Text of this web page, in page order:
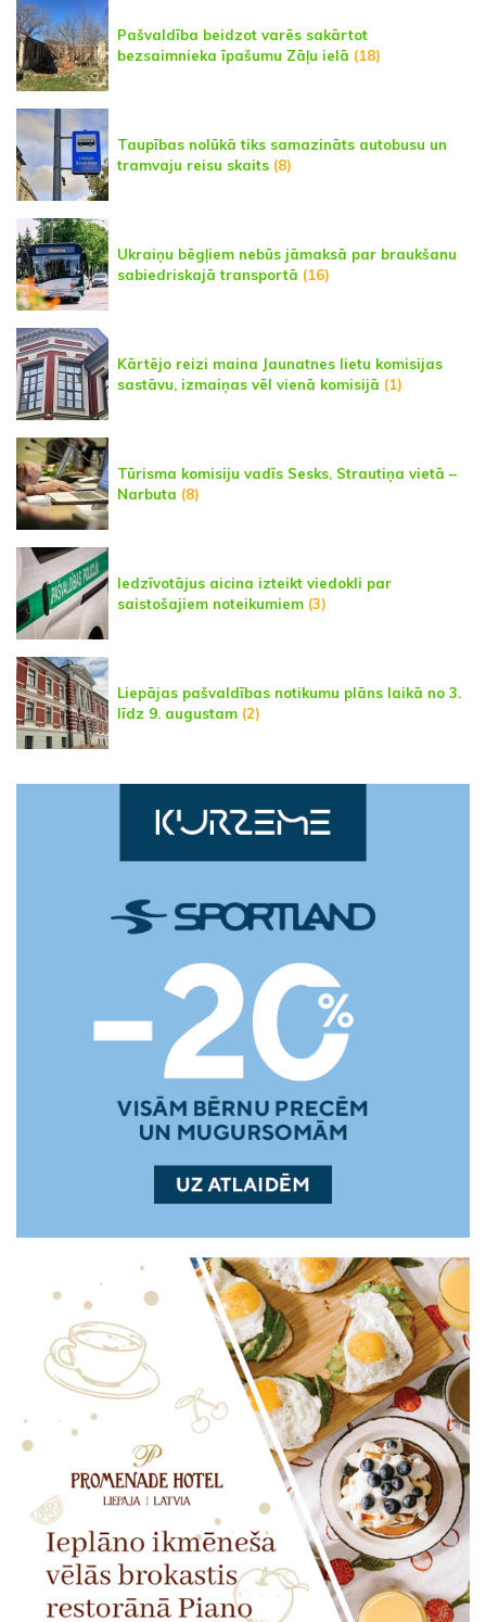
Pašvaldība beidzot varēs sakārtot
bezsaimnieka īpašumu Zāļu ielā (18)
Taupības nolūkā tiks samazināts autobusu un
tramvaju reisu skaits (8)
Ukraiņu bēgļiem nebūs jāmaksā par braukšanu
sabiedriskajā transportā (16)
Kārtējo reizi maina Jaunatnes lietu komisijas
sastāvu, izmaiņas vēl vienā komisijā (1)
Tūrisma komisiju vadīs Sesks, Strautiņa vietā –
Narbuta (8)
Iedzīvotājus aicina izteikt viedokli par
saistošajiem noteikumiem (3)
Liepājas pašvaldības notikumu plāns laikā no 3.
līdz 9. augustam (2)